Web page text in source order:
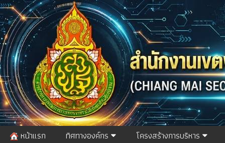
หน้าแรก ทิศทางองค์กร โครงสร้างการบริหาร